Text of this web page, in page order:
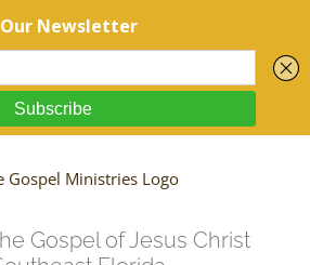
Gospel of Jesus Christ